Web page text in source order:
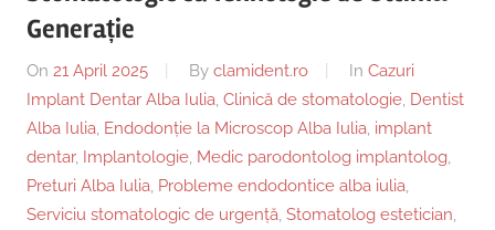
Generație
On 21 April 2025 By clamident.ro In Cazuri
Implant Dentar Alba Iulia, Clinică de stomatologie, Dentist
Alba Iulia, Endodonție la Microscop Alba Iulia, implant
dentar, Implantologie, Medic parodontolog implantolog,
Preturi Alba Iulia, Probleme endodontice alba iulia,
Serviciu stomatologic de urgență, Stomatolog estetician,